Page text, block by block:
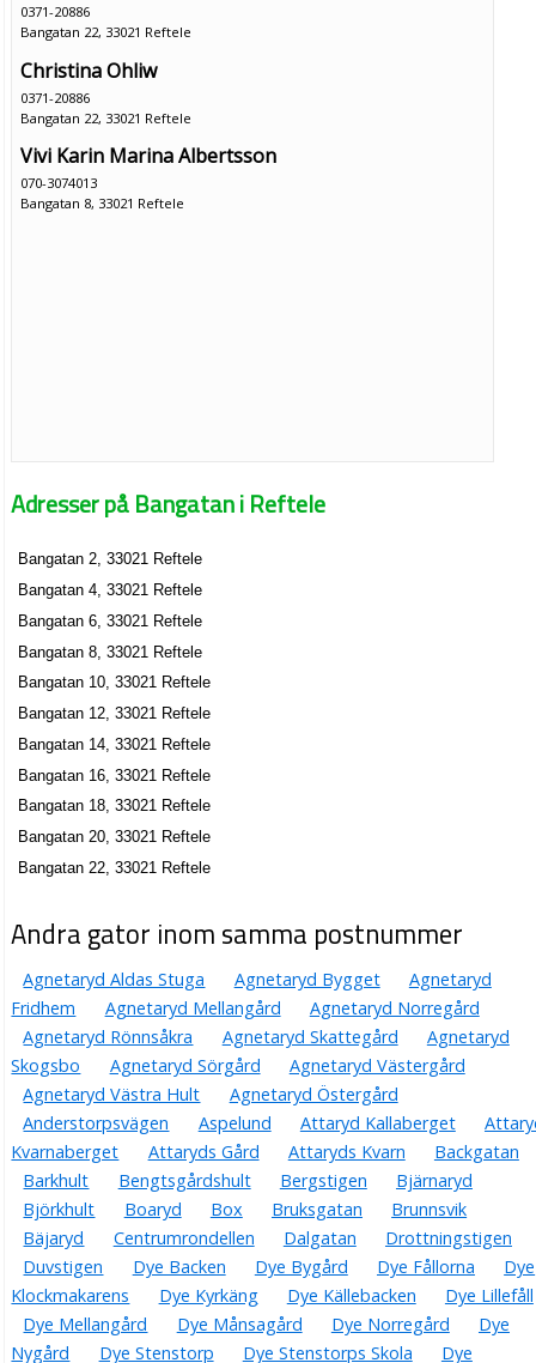
0371-20886
Bangatan 22, 33021 Reftele
Christina Ohliw
0371-20886
Bangatan 22, 33021 Reftele
Vivi Karin Marina Albertsson
070-3074013
Bangatan 8, 33021 Reftele
Adresser på Bangatan i Reftele
Bangatan 2, 33021 Reftele
Bangatan 4, 33021 Reftele
Bangatan 6, 33021 Reftele
Bangatan 8, 33021 Reftele
Bangatan 10, 33021 Reftele
Bangatan 12, 33021 Reftele
Bangatan 14, 33021 Reftele
Bangatan 16, 33021 Reftele
Bangatan 18, 33021 Reftele
Bangatan 20, 33021 Reftele
Bangatan 22, 33021 Reftele
Andra gator inom samma postnummer
Agnetaryd Aldas Stuga Agnetaryd Bygget
Agnetaryd
Fridhem
Agnetaryd Mellangård
Agnetaryd Norregård
Agnetaryd Rönnsåkra
Agnetaryd Skattegård
Agnetaryd
Skogsbo
Agnetaryd Sörgård
Agnetaryd Västergård
Agnetaryd Västra Hult
Agnetaryd Östergård
Anderstorpsvägen
Aspelund Attaryd Kallaberget
Kvarnaberget
Attaryds Gård Attaryds Kvarn
Backgatan
Barkhult
Bengtsgårdshult Bergstigen
Bjärnaryd
Björkhult
Boaryd Box Bruksgatan
Brunnsvik
Bäjaryd
Centrumrondellen Dalgatan
Drottningstigen
Duvstigen
Dye Backen Dye Bygård Dye Fållorna
Dye
Klockmakarens
Dye Kyrkäng Dye Källebacken
Dye Lillefåll
Dye Mellangård
Dye Månsagård Dye Norregård
Dye
Nygård
Dye Stenstorp Dye Stenstorps Skola Dye